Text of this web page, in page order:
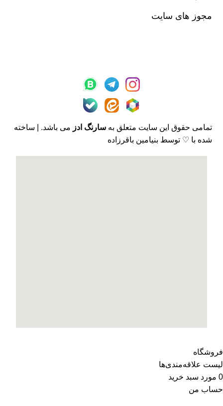
مجوز های سایت
تمامی حقوق این سایت متعلق به سارنگ ادز می باشد. | ساخته
شده با ♡ توسط بنیامین باقرزاده
فروشگاه
لیست علاقه‌مندی‌ها
0 مورد سبد خرید
حساب من